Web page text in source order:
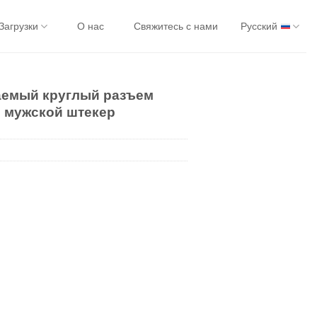
О нас Свяжитесь с нами Русский
круглый разъем
мужской штекер